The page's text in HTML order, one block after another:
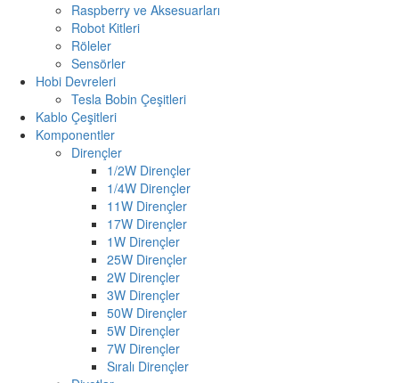
Raspberry ve Aksesuarları
Robot Kitleri
Röleler
Sensörler
Hobi Devreleri
Tesla Bobin Çeşitleri
Kablo Çeşitleri
Komponentler
Dirençler
1/2W Dirençler
1/4W Dirençler
11W Dirençler
17W Dirençler
1W Dirençler
25W Dirençler
2W Dirençler
3W Dirençler
50W Dirençler
5W Dirençler
7W Dirençler
Sıralı Dirençler